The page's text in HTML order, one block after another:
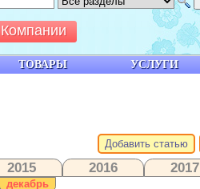
Добавить статью
2015 2016 2017
декабрь
ТОВАРЫ УСЛУГИ
Компании